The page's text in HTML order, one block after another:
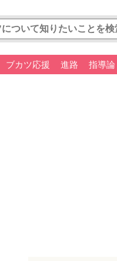
ブカツ応援 進路 指導論